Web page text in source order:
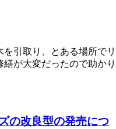
引取り、とある場所でリ
が大変だったので助かり
の改良型の発売につ